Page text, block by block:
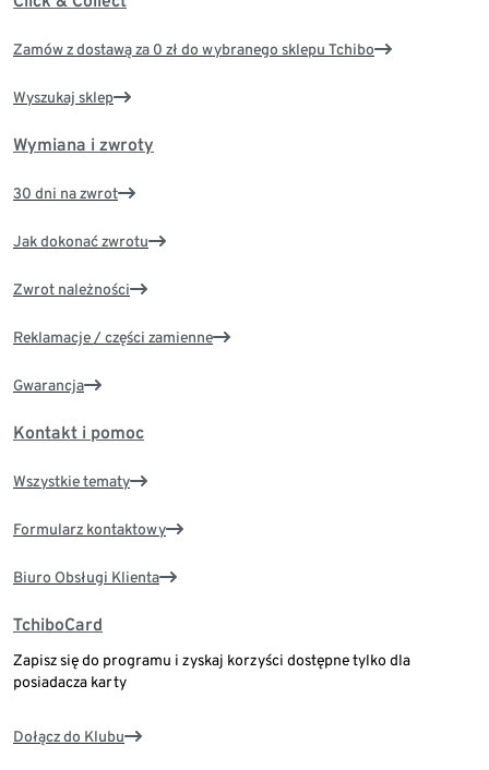
Zamów z dostawą za 0 zł do wybranego sklepu Tchibo
Wyszukaj sklep
Wymiana i zwroty
30 dni na zwrot
Jak dokonać zwrotu
Zwrot należności
Reklamacje / części zamienne
Gwarancja
Kontakt i pomoc
Wszystkie tematy
Formularz kontaktowy
Biuro Obsługi Klienta
TchiboCard
Zapisz się do programu i zyskaj korzyści dostępne tylko dla
posiadacza karty
Dołącz do Klubu